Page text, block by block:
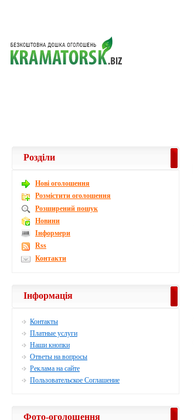
Розділи
Новi оголошення
Розмістити оголошення
Розширений пошук
Новини
Інформери
Rss
Контакти
Інформація
Контакты
Платные услуги
Наши кнопки
Ответы на вопросы
Реклама на сайте
Пользовательское Соглашение
Фото-оголошення